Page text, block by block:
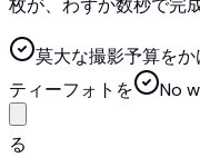
枚が、わずか数秒で完
莫大な撮影予算を
ティーフォトを
No
る